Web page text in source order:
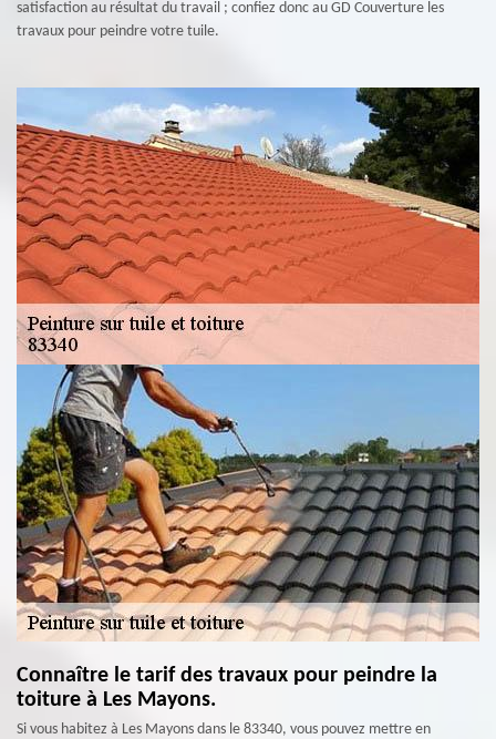
satisfaction au résultat du travail ; confiez donc au GD Couverture les
travaux pour peindre votre tuile.
Connaître le tarif des travaux pour peindre la
toiture à Les Mayons.
Si vous habitez à Les Mayons dans le 83340, vous pouvez mettre en